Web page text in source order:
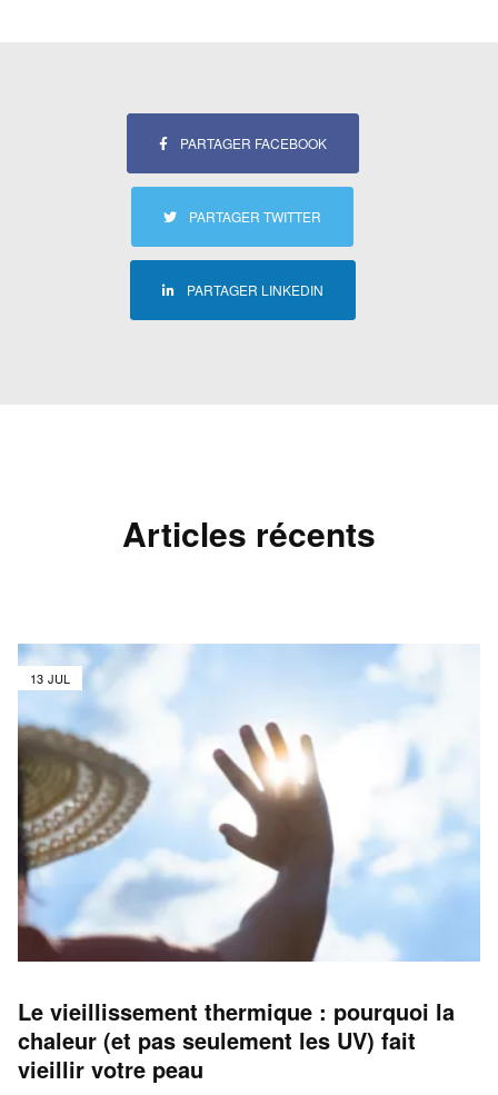
PARTAGER FACEBOOK
PARTAGER TWITTER
PARTAGER LINKEDIN
Articles récents
13 JUL
Le vieillissement thermique : pourquoi la
chaleur (et pas seulement les UV) fait
vieillir votre peau